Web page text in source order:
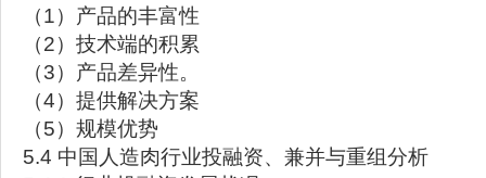
（1）产品的丰富性
（2）技术端的积累
（3）产品差异性。
（4）提供解决方案
（5）规模优势
5.4 中国人造肉行业投融资、兼并与重组分析